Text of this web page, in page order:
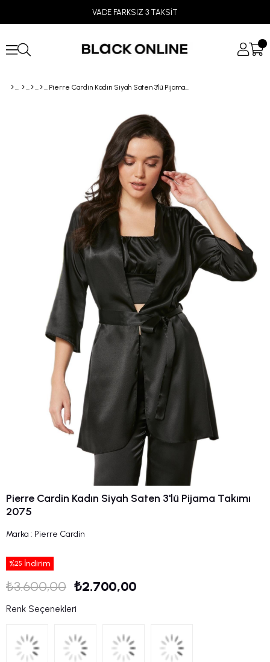
VADE FARKSIZ 3 TAKSİT
Pierre Cardin Kadın Siyah Saten 3'lü Pijama Takımı 2075
Pierre Cardin Kadın Siyah Saten 3'lü Pijama Takımı
2075
Marka : Pierre Cardin
%25 İndirim
₺3.600,00 ₺2.700,00
Renk Seçenekleri